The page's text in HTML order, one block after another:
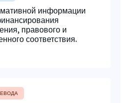
информации
правового и
соответствия.